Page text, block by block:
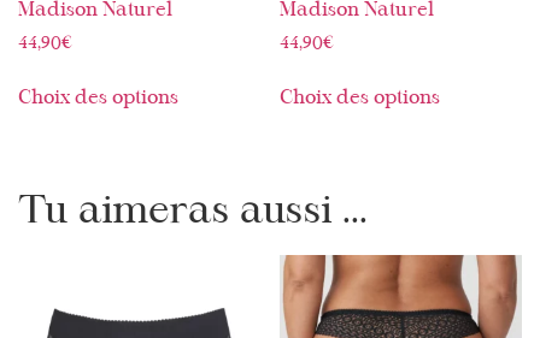
Madison Naturel
44,90€
Choix des options
Madison Naturel
44,90€
Choix des options
Tu aimeras aussi ...